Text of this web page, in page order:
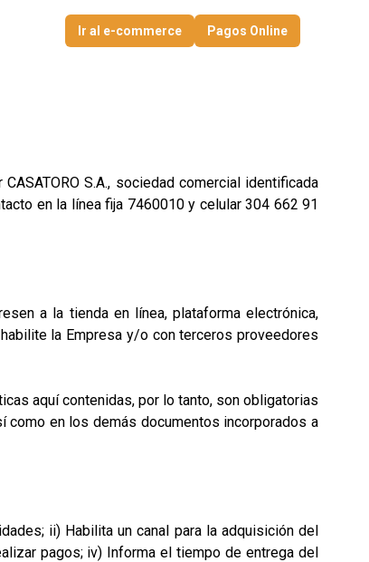
Ir al e-commerce Pagos Online
S.A., sociedad comercial identificada
en la línea fija 7460010 y celular 304 662 91
a la tienda en línea, plataforma electrónica,
la Empresa y/o con terceros proveedores
aquí contenidas, por lo tanto, son obligatorias
como en los demás documentos incorporados a
ii) Habilita un canal para la adquisición del
pagos; iv) Informa el tiempo de entrega del